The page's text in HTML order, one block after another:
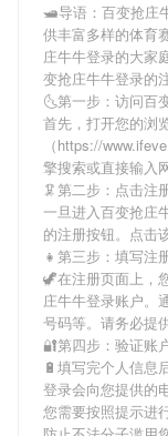
🛥导语： 百变抢庄
供丰富多样的体育
庄牛牛登录的大家
变抢庄牛牛登录的
🌜第一步：访问百
首先，打开您的浏
（https://
擎搜索或直接输入
🦑第二步：点击注
一旦进入百变抢庄
的注册按钮。点击
👧第三步：填写注
🦖在注册页面上，
庄牛牛登录账户。
号码等。请务必提
🔐第四步：验证账
🔋填写完个人信息
登录会向您提供的
您需要按照提示进